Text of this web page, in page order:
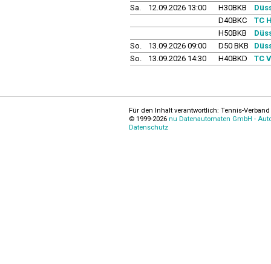
Sa.
12.09.2026 13:00 H30BKB
D40BKC
TC
H50BKB
So.
13.09.2026 09:00 D50 BKB
So.
13.09.2026 14:30 H40BKD TC
Für den Inhalt verantwortlich: Tennis-
© 1999-2026 nu Datenautomaten GmbH -
Datenschutz